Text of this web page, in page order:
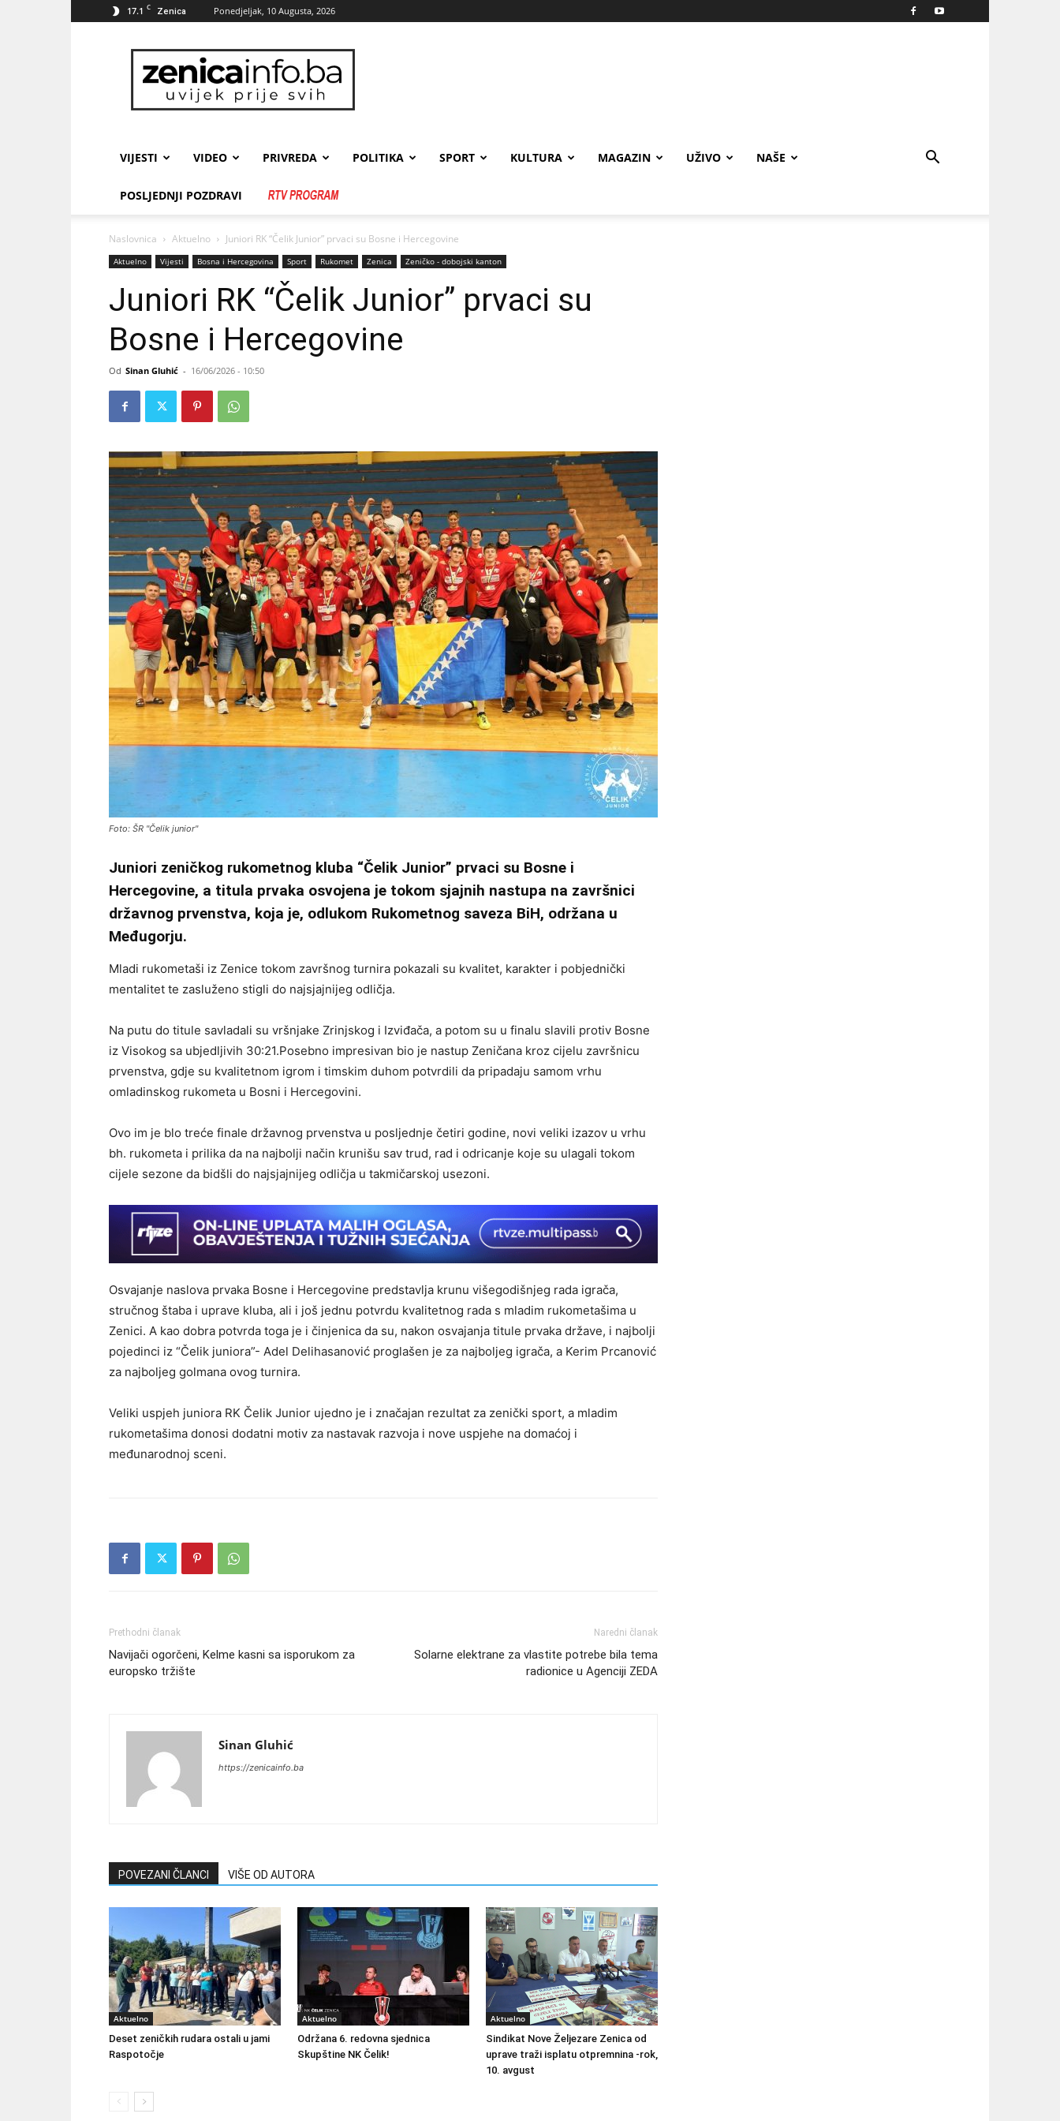
17.1 C Zenica Ponedjeljak, 10 Augusta, 2026
zenicainfo.ba
VIJESTI VIDEO PRIVREDA POLITIKA SPORT KULTURA MAGAZIN UŽIVO NAŠE
POSLJEDNJI POZDRAVI
Naslovnica Aktuelno Juniori RK “Čelik Junior” prvaci su Bosne i Hercegovine
Aktuelno Vijesti Bosna i Hercegovina Sport Rukomet Zenica Zeničko - dobojski kanton
Juniori RK “Čelik Junior” prvaci su
Bosne i Hercegovine
Od Sinan Gluhić - 16/06/2026 - 10:50
Foto: ŠR "Čelik junior"
Juniori zeničkog rukometnog kluba “Čelik Junior” prvaci su Bosne i
Hercegovine, a titula prvaka osvojena je tokom sjajnih nastupa na završnici
državnog prvenstva, koja je, odlukom Rukometnog saveza BiH, održana u
Međugorju.
Mladi rukometaši iz Zenice tokom završnog turnira pokazali su kvalitet, karakter i pobjednički
mentalitet te zasluženo stigli do najsjajnijeg odličja.
Na putu do titule savladali su vršnjake Zrinjskog i Izviđača, a potom su u finalu slavili protiv Bosne
iz Visokog sa ubjedljivih 30:21.Posebno impresivan bio je nastup Zeničana kroz cijelu završnicu
prvenstva, gdje su kvalitetnom igrom i timskim duhom potvrdili da pripadaju samom vrhu
omladinskog rukometa u Bosni i Hercegovini.
Ovo im je blo treće finale državnog prvenstva u posljednje četiri godine, novi veliki izazov u vrhu
bh. rukometa i prilika da na najbolji način krunišu sav trud, rad i odricanje koje su ulagali tokom
cijele sezone da bidšli do najsjajnijeg odličja u takmičarskoj usezoni.
Osvajanje naslova prvaka Bosne i Hercegovine predstavlja krunu višegodišnjeg rada igrača,
stručnog štaba i uprave kluba, ali i još jednu potvrdu kvalitetnog rada s mladim rukometašima u
Zenici. A kao dobra potvrda toga je i činjenica da su, nakon osvajanja titule prvaka države, i najbolji
pojedinci iz “Čelik juniora”- Adel Delihasanović proglašen je za najboljeg igrača, a Kerim Prcanović
za najboljeg golmana ovog turnira.
Veliki uspjeh juniora RK Čelik Junior ujedno je i značajan rezultat za zenički sport, a mladim
rukometašima donosi dodatni motiv za nastavak razvoja i nove uspjehe na domaćoj i
međunarodnoj sceni.
Prethodni članak
Navijači ogorčeni, Kelme kasni sa isporukom za
europsko tržište
Naredni članak
Solarne elektrane za vlastite potrebe bila tema
radionice u Agenciji ZEDA
Sinan Gluhić
https://zenicainfo.ba
POVEZANI ČLANCI VIŠE OD AUTORA
Aktuelno
Deset zeničkih rudara ostali u jami
Raspotočje
Aktuelno
Održana 6. redovna sjednica
Skupštine NK Čelik!
Aktuelno
Sindikat Nove Željezare Zenica od
uprave traži isplatu otpremnina -rok,
10. avgust